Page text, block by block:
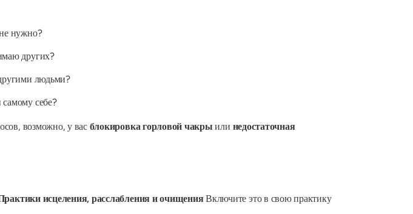
нужно?
других?
людьми?
себе?
возможно, у васблокировка горловой чакры или недостаточная
исцеления, расслабления и очищенияВключите это в свою практику